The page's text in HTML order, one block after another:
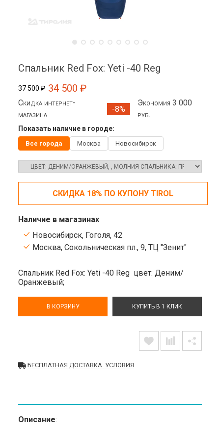
Спальник Red Fox: Yeti -40 Reg
37 500 ₽ 34 500 ₽
Скидка интернет-
магазина
-8%
Экономия 3 000
руб.
Показать наличие в городе:
Все города Москва Новосибирск
СКИДКА 18% ПО КУПОНУ TIROL
Наличие в магазинах
Новосибирск, Гоголя, 42
Москва, Сокольническая пл., 9, ТЦ "Зенит"
Спальник Red Fox: Yeti -40 Reg цвет: Деним/
Оранжевый;
В КОРЗИНУ КУПИТЬ В 1 КЛИК
БЕСПЛАТНАЯ ДОСТАВКА. УСЛОВИЯ
Описание: